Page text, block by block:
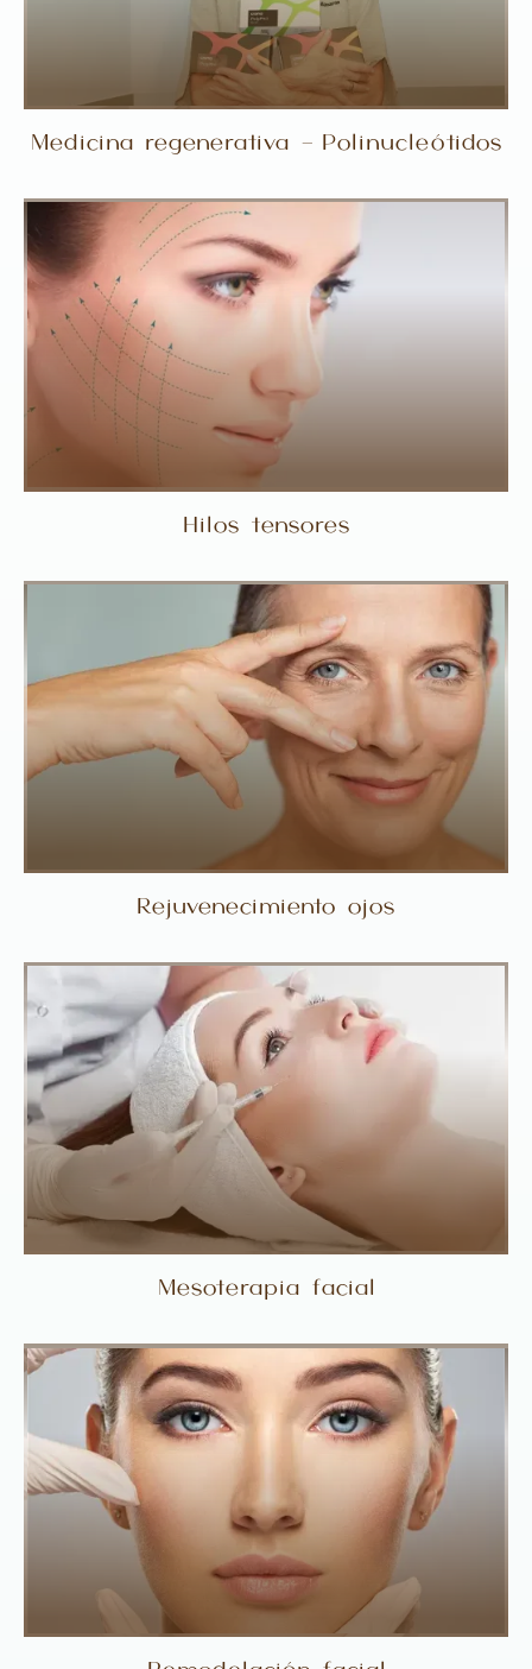
Medicina regenerativa – Polinucleótidos
Hilos tensores
Rejuvenecimiento ojos
Mesoterapia facial